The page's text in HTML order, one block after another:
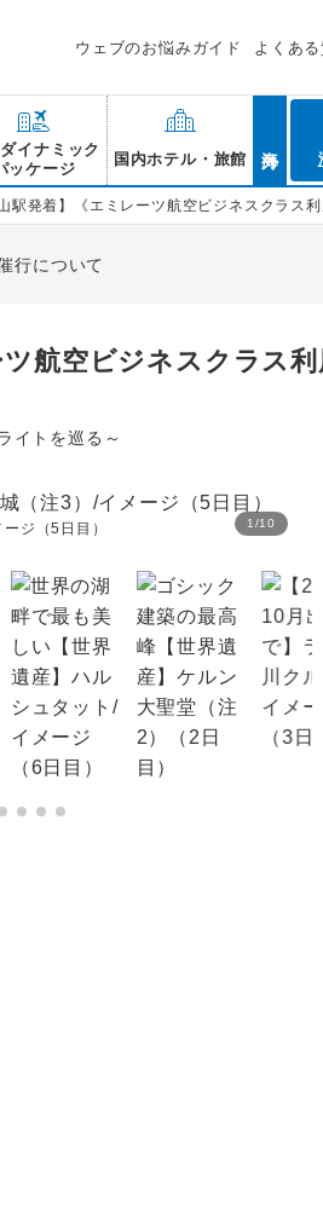
ウェブのお悩みガイド よくある
イナミック
ッケージ
国内ホテル・旅館
駅発着】《エミレーツ航空ビジネスクラス
行について
ツ航空ビジネスクラス
イトを巡る～
1 /10
ジ（5日目）